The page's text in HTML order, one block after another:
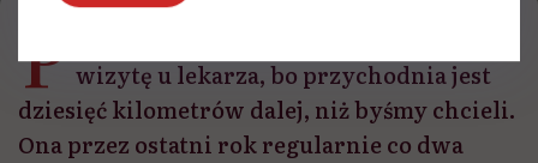
P wizytę u lekarza, bo przychodnia jest
dziesięć kilometrów dalej, niż byśmy chcieli.
Ona przez ostatni rok regularnie co dwa